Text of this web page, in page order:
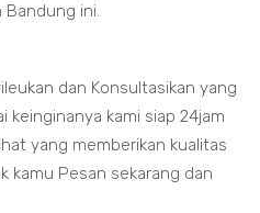
Bandung ini.
dan Konsultasikan yang
keinginanya kami siap 24jam
yang memberikan kualitas
kamu Pesan sekarang dan